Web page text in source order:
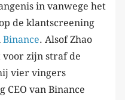
in vanwege het
de klantscreening
Binance. Alsof Zhao
zijn straf de
vier vingers
CEO van Binance